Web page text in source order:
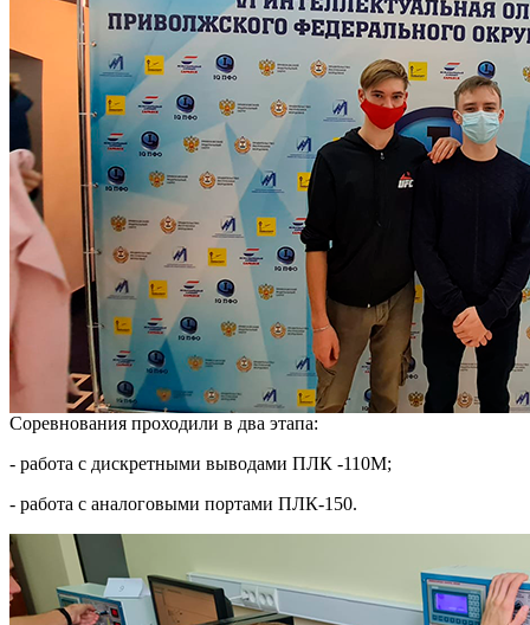
Соревнования проходили в два этапа:
- работа с дискретными выводами ПЛК -110М;
- работа с аналоговыми портами ПЛК-150.